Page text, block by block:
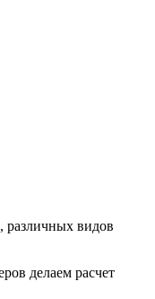
различных видов
делаем расчет